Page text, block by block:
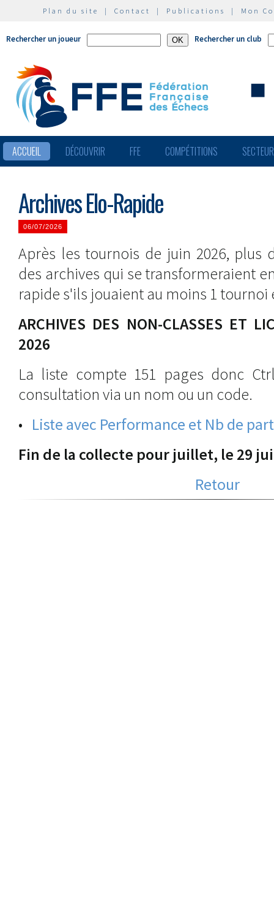
Plan du site | Contact | Publications | Mon
Rechercher un joueur Rechercher un club
ACCUEIL DÉCOUVRIR FFE COMPÉTITIONS
Archives Elo-Rapide
06/07/2026
Après les tournois de juin 2026, plus
des archives qui se transformeraient
rapide s'ils jouaient au moins 1 tournoi
ARCHIVES DES NON-CLASSES ET
2026
La liste compte 151 pages donc
consultation via un nom ou un code.
• Liste avec Performance et Nb de
Fin de la collecte pour juillet, le 29
Retour